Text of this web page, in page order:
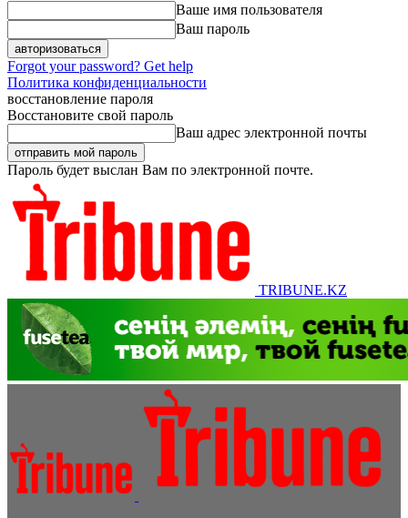
Ваше имя пользователя
Ваш пароль
Forgot your password? Get help
Политика конфиденциальности
восстановление пароля
Восстановите свой пароль
Ваш адрес электронной почты
Пароль будет выслан Вам по электронной почте.
TRIBUNE.KZ